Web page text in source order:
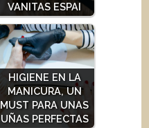
VANITAS ESPAI
HIGIENE EN LA
MANICURA, UN
MUST PARA UNAS
UÑAS PERFECTAS